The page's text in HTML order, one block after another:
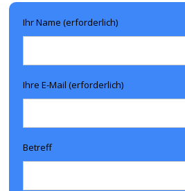
Ihr Name (erforderlich)
Ihre E-Mail (erforderlich)
Betreff